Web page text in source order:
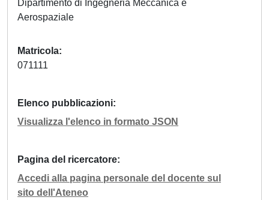
Dipartimento di Ingegneria Meccanica e
Aerospaziale
Matricola
071111
Elenco pubblicazioni
Visualizza l'elenco in formato JSON
Pagina del ricercatore
Accedi alla pagina personale del docente sul
sito dell'Ateneo